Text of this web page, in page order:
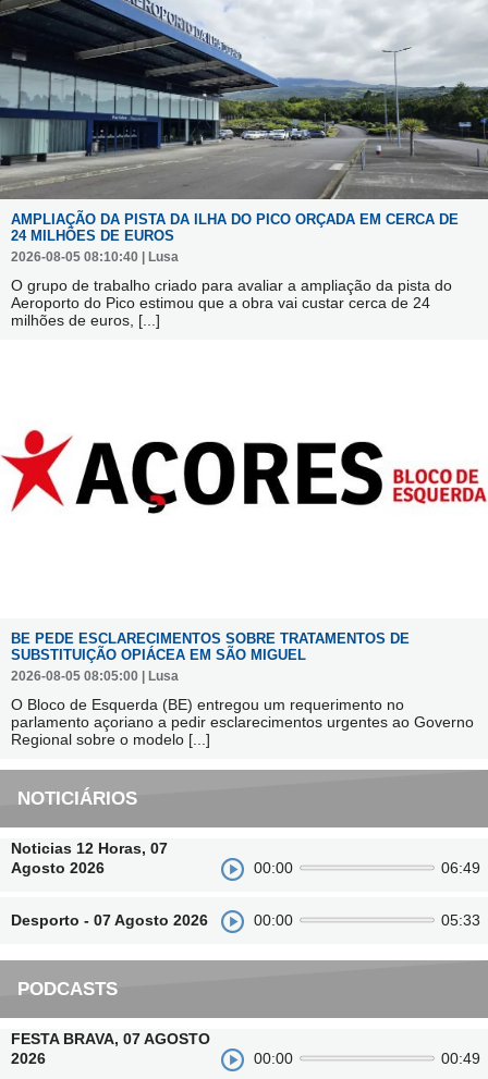
AMPLIAÇÃO DA PISTA DA ILHA DO PICO ORÇADA EM CERCA DE
24 MILHÕES DE EUROS
2026-08-05 08:10:40 | Lusa
O grupo de trabalho criado para avaliar a ampliação da pista do
Aeroporto do Pico estimou que a obra vai custar cerca de 24
milhões de euros, [...]
BE PEDE ESCLARECIMENTOS SOBRE TRATAMENTOS DE
SUBSTITUIÇÃO OPIÁCEA EM SÃO MIGUEL
2026-08-05 08:05:00 | Lusa
O Bloco de Esquerda (BE) entregou um requerimento no
parlamento açoriano a pedir esclarecimentos urgentes ao Governo
Regional sobre o modelo [...]
NOTICIÁRIOS
Noticias 12 Horas, 07
Agosto 2026
00:00 06:49
Desporto - 07 Agosto 2026 00:00 05:33
PODCASTS
FESTA BRAVA, 07 AGOSTO
2026
00:00 00:49